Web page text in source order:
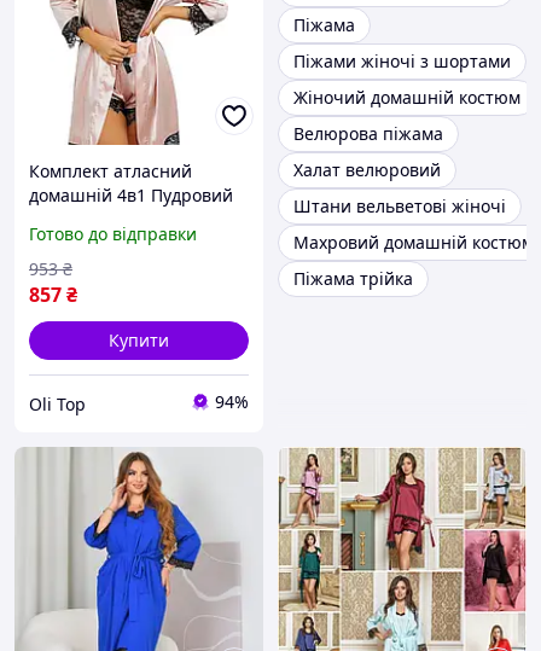
Комплект атласний
домашній 4в1 Пудровий
Готово до відправки
857₴
953 ₴
Купити
Oli Top 94%
Піжама
Піжами жіночі з шортами
Жіночий домашній костюм
Велюрова піжама
Халат велюровий
Штани вельветові жіночі
Махровий домашній костюм
Піжама трійка